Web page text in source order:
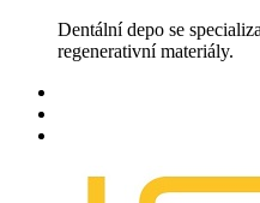
Dentální depo se
regenerativní materiály.